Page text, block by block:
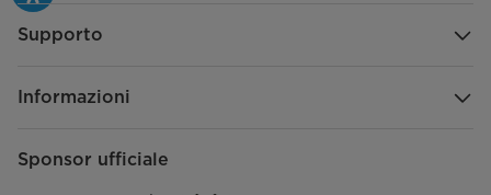
Supporto
Informazioni
Sponsor ufficiale